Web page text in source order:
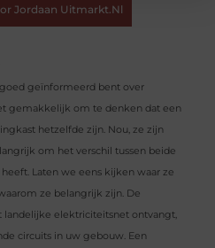
Jordaan Uitmarkt.nl
geïnformeerd bent over
gemakkelijk om te denken dat een
hetzelfde zijn. Nou, ze zijn
om het verschil tussen beide
Laten we eens kijken waar ze
ze belangrijk zijn. De
elektriciteitsnet ontvangt,
circuits in uw gebouw. Een